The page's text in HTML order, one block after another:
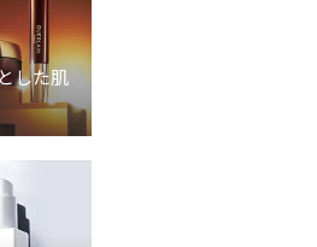
した肌